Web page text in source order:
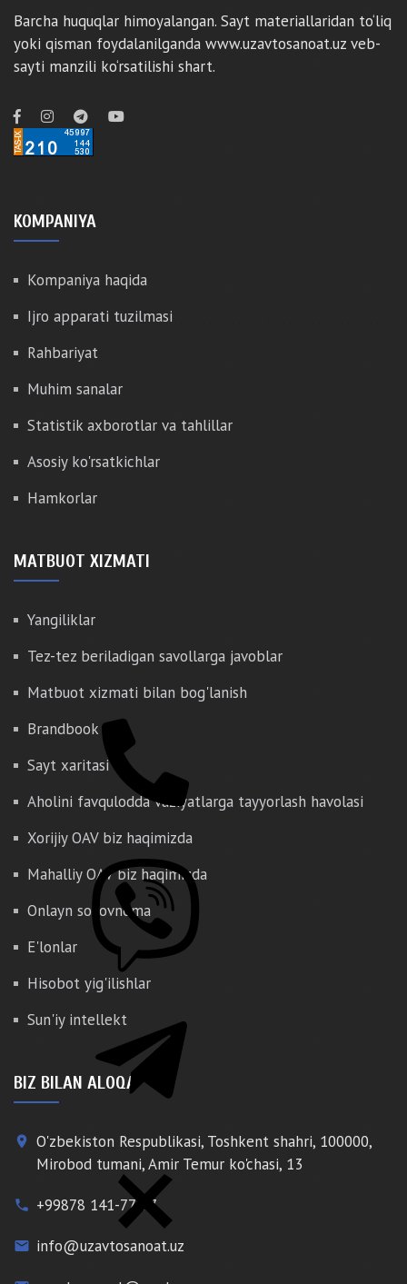
Barcha huquqlar himoyalangan. Sayt materiallaridan to‘liq
yoki qisman foydalanilganda www.uzavtosanoat.uz veb-
sayti manzili ko‘rsatilishi shart.
KOMPANIYA
Kompaniya haqida
Ijro apparati tuzilmasi
Rahbariyat
Muhim sanalar
Statistik axborotlar va tahlillar
Asosiy ko'rsatkichlar
Hamkorlar
MATBUOT XIZMATI
Yangiliklar
Tez-tez beriladigan savollarga javoblar
Matbuot xizmati bilan bog'lanish
Brandbook
Sayt xaritasi
Aholini favqulodda vaziyatlarga tayyorlash havolasi
Xorijiy OAV biz haqimizda
Mahalliy OAV biz haqimizda
Onlayn so'rovnoma
E'lonlar
Hisobot yig'ilishlar
Sun'iy intellekt
BIZ BILAN ALOQA
place O'zbekiston Respublikasi, Toshkent shahri, 100000,
Mirobod tumani, Amir Temur ko'chasi, 13
phone +99878 141-77-77
email info@uzavtosanoat.uz